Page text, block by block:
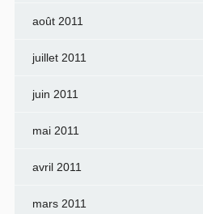
août 2011
juillet 2011
juin 2011
mai 2011
avril 2011
mars 2011